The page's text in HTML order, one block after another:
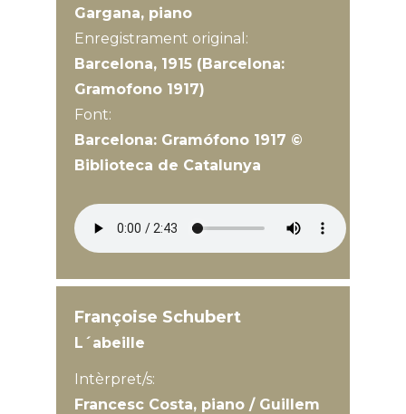
Gargana, piano
Enregistrament original:
Barcelona, 1915 (Barcelona:
Gramofono 1917)
Font:
Barcelona: Gramófono 1917 ©
Biblioteca de Catalunya
Françoise Schubert
L´abeille
Intèrpret/s:
Francesc Costa, piano / Guillem